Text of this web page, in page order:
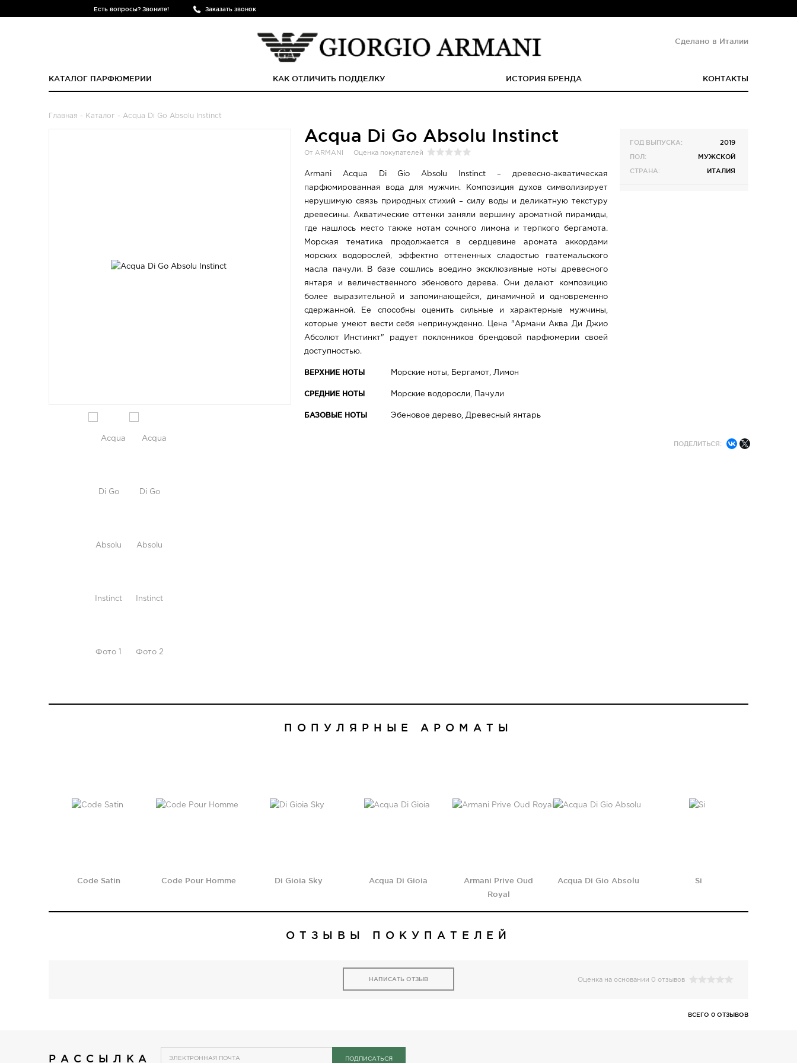
Есть вопросы? Звоните! Заказать звонок
Сделано в Италии
КАТАЛОГ ПАРФЮМЕРИИ КАК ОТЛИЧИТЬ ПОДДЕЛКУ ИСТОРИЯ БРЕНДА КОНТАКТЫ
Главная - Каталог - Acqua Di Go Absolu Instinct
Acqua Di Go Absolu Instinct
От ARMANI Оценка покупателей
Armani Acqua Di Gio Absolu Instinct – древесно-акватическая
парфюмированная вода для мужчин. Композиция духов символизирует
нерушимую связь природных стихий – силу воды и деликатную текстуру
древесины. Акватические оттенки заняли вершину ароматной пирамиды,
где нашлось место также нотам сочного лимона и терпкого бергамота.
Морская тематика продолжается в сердцевине аромата аккордами
морских водорослей, эффектно оттененных сладостью гватемальского
масла пачули. В базе сошлись воедино эксклюзивные ноты древесного
янтаря и величественного эбенового дерева. Они делают композицию
более выразительной и запоминающейся, динамичной и одновременно
сдержанной. Ее способны оценить сильные и характерные мужчины,
которые умеют вести себя непринужденно. Цена "Армани Аква Ди Джио
Абсолют Инстинкт" радует поклонников брендовой парфюмерии своей
доступностью.
ВЕРХНИЕ НОТЫ Морские ноты, Бергамот, Лимон
СРЕДНИЕ НОТЫ Морские водоросли, Пачули
БАЗОВЫЕ НОТЫ Эбеновое дерево, Древесный янтарь
ГОД ВЫПУСКА:
2019
ПОЛ:
МУЖСКОЙ
СТРАНА:
ИТАЛИЯ
ПОДЕЛИТЬСЯ:
ПОПУЛЯРНЫЕ АРОМАТЫ
Code Satin Code Pour Homme Di Gioia Sky Acqua Di Gioia
Armani Prive Oud
Royal
Acqua Di Gio Absolu Si
ОТЗЫВЫ ПОКУПАТЕЛЕЙ
НАПИСАТЬ ОТЗЫВ Оценка на основании 0 отзывов
ВСЕГО 0 ОТЗЫВОВ
РАССЫЛКА ПОДПИСАТЬСЯ